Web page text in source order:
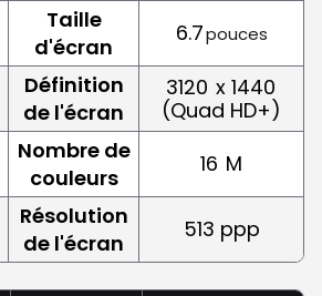
Taille
d'écran
6.7pouces
Définition
de l'écran
3120 x 1440
(Quad HD+)
Nombre de
couleurs
16 M
Résolution
de l'écran
513 ppp